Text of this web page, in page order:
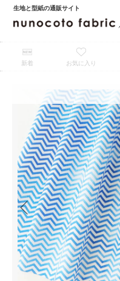
生地と型紙の通販サイト
新着 お気に入り